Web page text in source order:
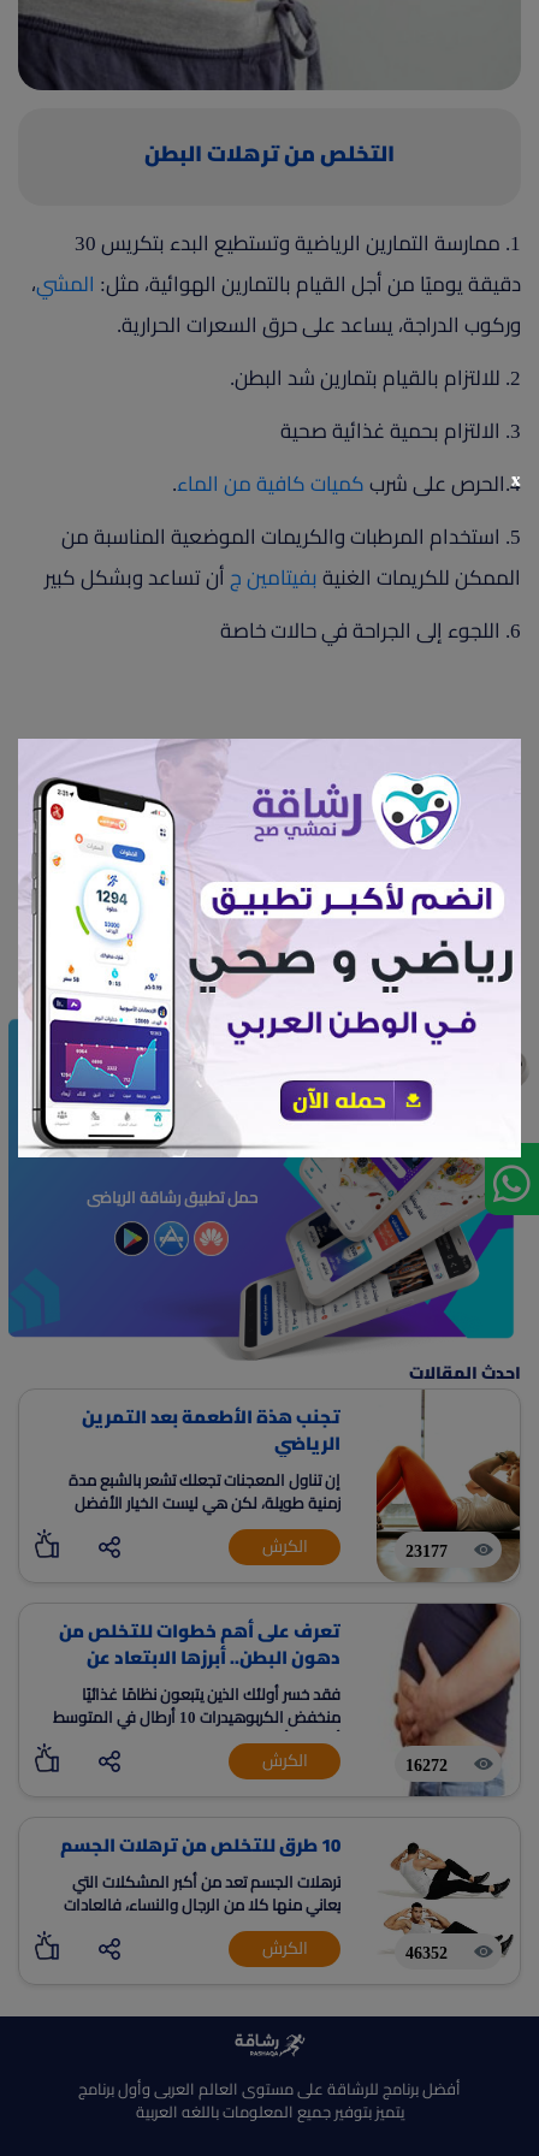
التخلص من ترهلات البطن
1. ممارسة التمارين الرياضية وتستطيع البدء بتكريس 30
دقيقة يوميًا من أجل القيام بالتمارين الهوائية، مثل: المشي،
وركوب الدراجة، يساعد على حرق السعرات الحرارية.
2. للالتزام بالقيام بتمارين شد البطن.
3. الالتزام بحمية غذائية صحية
4.الحرص على شرب كميات كافية من الماء.
5. استخدام المرطبات والكريمات الموضعية المناسبة من
الممكن للكريمات الغنية بفيتامين ج أن تساعد وبشكل كبير
6. اللجوء إلى الجراحة في حالات خاصة
إعجابات 865
ترهلات
100000
انضم وتنافس مع اكبر قاعدة
مستخدمين لرشاقة يومياً
حمل تطبيق رشاقة الرياضى
احدث المقالات
23177
تجنب هذة الأطعمة بعد التمرين
الرياضي
إن تناول المعجنات تجعلك تشعر بالشبع مدة
زمنية طويلة، لكن هي ليست الخيار الأفضل
الكرش
16272
تعرف على أهم خطوات للتخلص من
دهون البطن.. أبرزها الابتعاد عن
الأطعمة المصنعة
فقد خسر أولئك الذين يتبعون نظامًا غذائيًا
منخفض الكربوهيدرات 10 أرطال في المتوسط
أكثر من أولئك الذين يتبعون نظامًا غذائيًا قليل
الدسم.الكرش
46352
10 طرق للتخلص من ترهلات الجسم
ترهلات الجسم تعد من أكبر المشكلات التي
يعاني منها كلا من الرجال والنساء، فالعادات
الغير صحية التي يتبعونها مع زيادة الوزن وعدم
ممارسة الرياضة يجعل الترهلات تزيد في مناطق
الكرش
أفضل برنامج للرشاقة على مستوى العالم العربى وأول برنامج
يتميز بتوفير جميع المعلومات باللغه العربية
x